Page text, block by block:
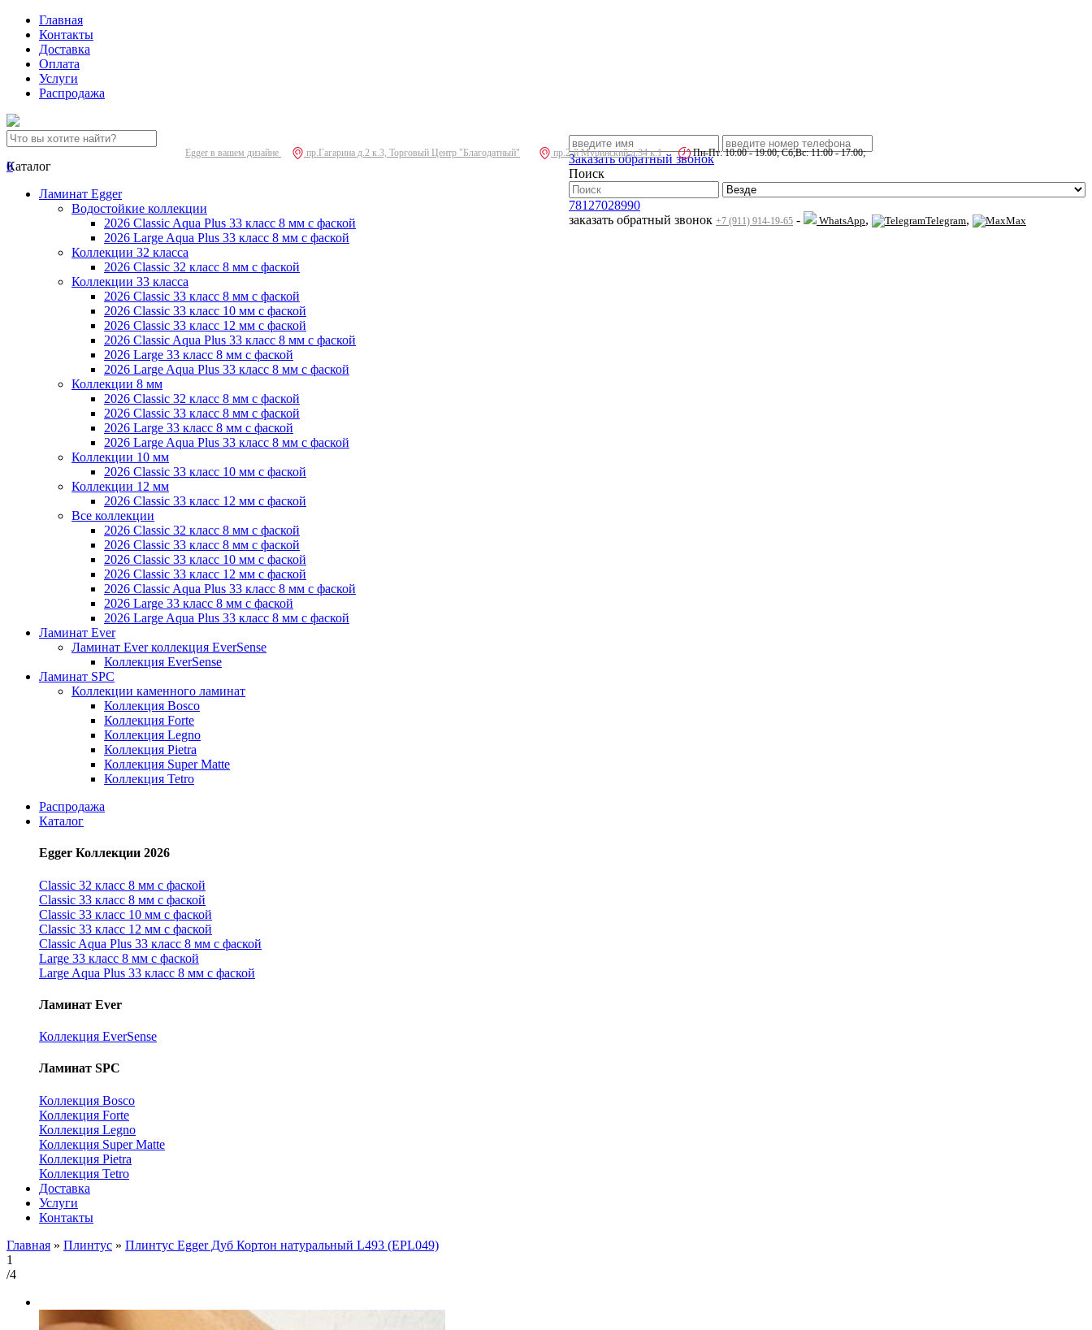
Главная
Контакты
Доставка
Оплата
Услуги
Распродажа
Egger в вашем дизайне пр.Гагарина д.2 к.3, Торговый Центр "Благодатный" пр.2-й Муринский д.34 к.1 Пн-Пт: 10:00 - 19:00; Сб,Вс: 11:00 - 17:00;
Заказать обратный звонок
Поиск
78127028990
заказать обратный звонок +7 (911) 914-19-65 - WhatsApp, Telegram, Max
0
Каталог
Ламинат Egger
Водостойкие коллекции
2026 Classic Aqua Plus 33 класс 8 мм с фаской
2026 Large Aqua Plus 33 класс 8 мм с фаской
Коллекции 32 класса
2026 Classic 32 класс 8 мм с фаской
Коллекции 33 класса
2026 Classic 33 класс 8 мм с фаской
2026 Classic 33 класс 10 мм с фаской
2026 Classic 33 класс 12 мм с фаской
2026 Classic Aqua Plus 33 класс 8 мм с фаской
2026 Large 33 класс 8 мм с фаской
2026 Large Aqua Plus 33 класс 8 мм с фаской
Коллекции 8 мм
2026 Classic 32 класс 8 мм с фаской
2026 Classic 33 класс 8 мм с фаской
2026 Large 33 класс 8 мм с фаской
2026 Large Aqua Plus 33 класс 8 мм с фаской
Коллекции 10 мм
2026 Classic 33 класс 10 мм с фаской
Коллекции 12 мм
2026 Classic 33 класс 12 мм с фаской
Все коллекции
2026 Classic 32 класс 8 мм с фаской
2026 Classic 33 класс 8 мм с фаской
2026 Classic 33 класс 10 мм с фаской
2026 Classic 33 класс 12 мм с фаской
2026 Classic Aqua Plus 33 класс 8 мм с фаской
2026 Large 33 класс 8 мм с фаской
2026 Large Aqua Plus 33 класс 8 мм с фаской
Ламинат Ever
Ламинат Ever коллекция EverSense
Коллекция EverSense
Ламинат SPC
Коллекции каменного ламинат
Коллекция Bosco
Коллекция Forte
Коллекция Legno
Коллекция Pietra
Коллекция Super Matte
Коллекция Tetro
Распродажа
Каталог
Egger Коллекции 2026
Classic 32 класс 8 мм с фаской
Classic 33 класс 8 мм с фаской
Classic 33 класс 10 мм с фаской
Classic 33 класс 12 мм с фаской
Classic Aqua Plus 33 класс 8 мм с фаской
Large 33 класс 8 мм с фаской
Large Aqua Plus 33 класс 8 мм с фаской
Ламинат Ever
Коллекция EverSense
Ламинат SPC
Коллекция Bosco
Коллекция Forte
Коллекция Legno
Коллекция Super Matte
Коллекция Pietra
Коллекция Tetro
Доставка
Услуги
Контакты
Главная » Плинтус » Плинтус Egger Дуб Кортон натуральный L493 (EPL049)
1
/4